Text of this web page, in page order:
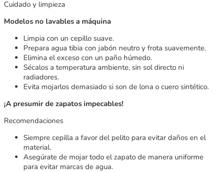
Cuidado y limpieza
Modelos no lavables a máquina
Limpia con un cepillo suave.
Prepara agua tibia con jabón neutro y frota suavemente.
Elimina el exceso con un paño húmedo.
Sécalos a temperatura ambiente, sin sol directo ni
radiadores.
Evita mojarlos demasiado si son de lona o cuero sintético.
¡A presumir de zapatos impecables!
Recomendaciones
Siempre cepilla a favor del pelito para evitar daños en el
material.
Asegúrate de mojar todo el zapato de manera uniforme
para evitar marcas de agua.